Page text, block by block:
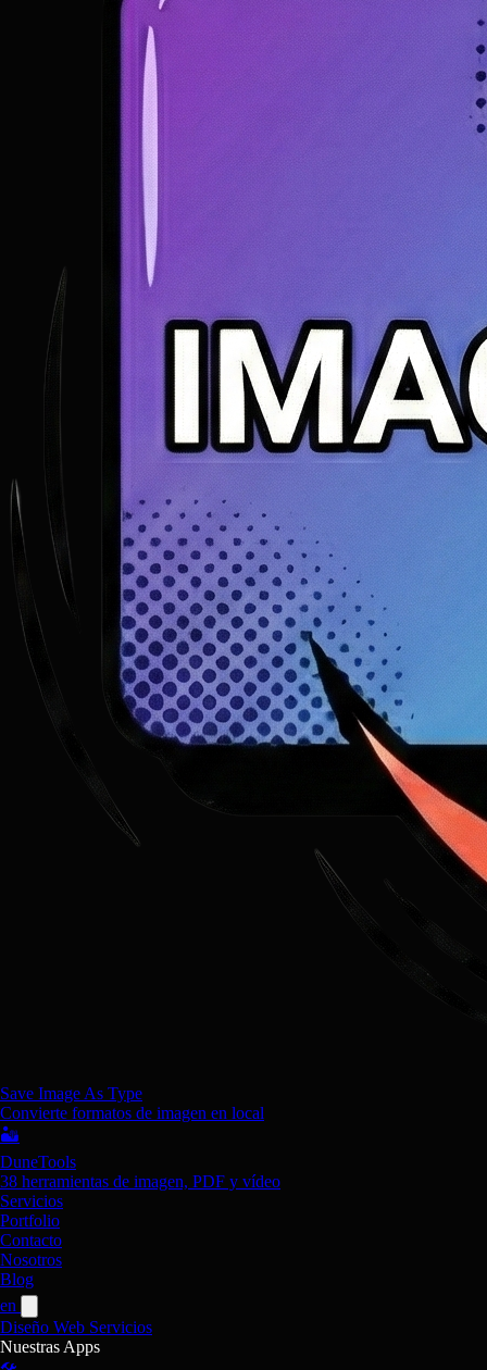
Save Image As Type
Convierte formatos de imagen en local
🏜️
DuneTools
38 herramientas de imagen, PDF y vídeo
Servicios
Portfolio
Contacto
Nosotros
Blog
en
Diseño Web Servicios
Nuestras Apps